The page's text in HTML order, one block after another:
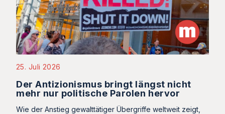
25. Juli 2026
Der Antizionismus bringt längst nicht
mehr nur politische Parolen hervor
Wie der Anstieg gewalttätiger Übergriffe weltweit zeigt,